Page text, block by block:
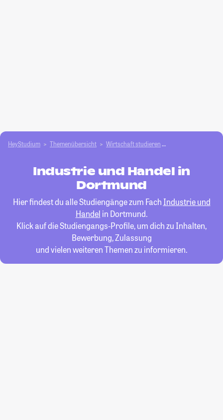
HeyStudium Themenübersicht Wirtschaft studieren
Industrie und Handel in
Dortmund
Hier findest du alle Studiengänge zum Fach Industrie und
Handel in Dortmund.
Klick auf die Studiengangs-Profile, um dich zu Inhalten,
Bewerbung, Zulassung
und vielen weiteren Themen zu informieren.